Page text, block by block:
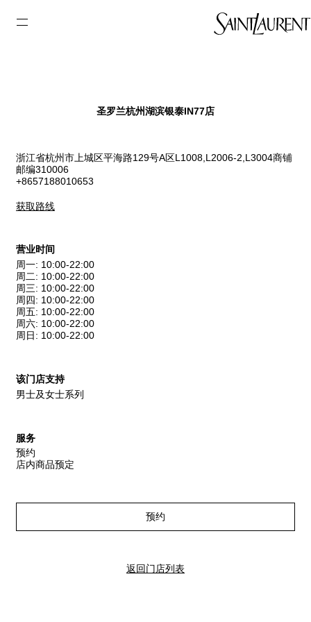
圣罗兰杭州湖滨银泰IN77店
浙江省杭州市上城区平海路129号A区L1008,L2006-2,L3004商铺
邮编310006
+8657188010653
获取路线
营业时间
周一: 10:00-22:00
周二: 10:00-22:00
周三: 10:00-22:00
周四 : 10:00-22:00
周五: 10:00-22:00
周六: 10:00-22:00
周日 : 10:00-22:00
该门店支持
男士及女士系列
服务
预约
店内商品预定
预约
返回门店列表